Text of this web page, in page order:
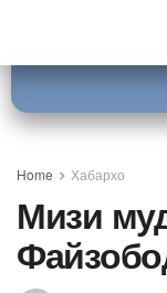
Home Хабархо
Мизи